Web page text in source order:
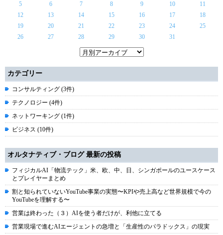
5
6 7 8 9 10
11
12
13 14 15 16 17
18
19
20 21 22 23 24
25
26
27 28 29 30 31
カテゴリー
コンサルティング (3件)
テクノロジー (4件)
ネットワーキング (1件)
ビジネス (10件)
オルタナティブ・ブログ 最新の投稿
フィジカルAI「物流テック」米、欧、中、日、シンガポールのユースケース
とプレイヤーまとめ
割と知られていないYouTube事業の実態〜KPIや売上高など世界規模で今の
YouTubeを理解する〜
営業は終わった（３）AIを使う者だけが、利他に立てる
営業現場で進むAIエージェントの急増と「生産性のパラドックス」の現実